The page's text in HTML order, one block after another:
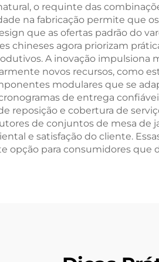
o requinte das
na fabricação permite que
que as ofertas padrão do
chineses agora priorizam
A inovação
novos recursos, como
modulares que se
de entrega
reposição e cobertura de
de conjuntos de mesa de
e satisfação do cliente.
opção para consumidores que